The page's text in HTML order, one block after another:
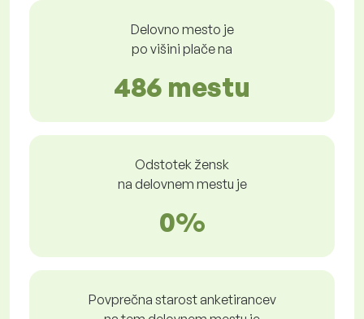
Delovno mesto je
po višini plače na
486 mestu
Odstotek žensk
na delovnem mestu je
0%
Povprečna starost anketirancev